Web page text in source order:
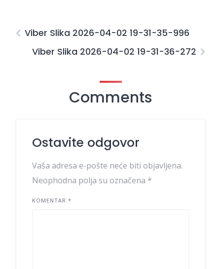
Viber Slika 2026-04-02 19-31-35-996
Viber Slika 2026-04-02 19-31-36-272
Comments
Ostavite odgovor
Vaša adresa e-pošte neće biti objavljena.
Neophodna polja su označena *
KOMENTAR *